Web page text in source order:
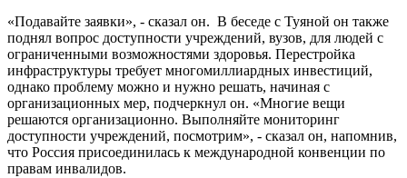
«Подавайте заявки», - сказал он. В беседе с Туяной он также
поднял вопрос доступности учреждений, вузов, для людей с
ограниченными возможностями здоровья. Перестройка
инфраструктуры требует многомиллиардных инвестиций,
однако проблему можно и нужно решать, начиная с
организационных мер, подчеркнул он. «Многие вещи
решаются организационно. Выполняйте мониторинг
доступности учреждений, посмотрим», - сказал он, напомнив,
что Россия присоединилась к международной конвенции по
правам инвалидов.